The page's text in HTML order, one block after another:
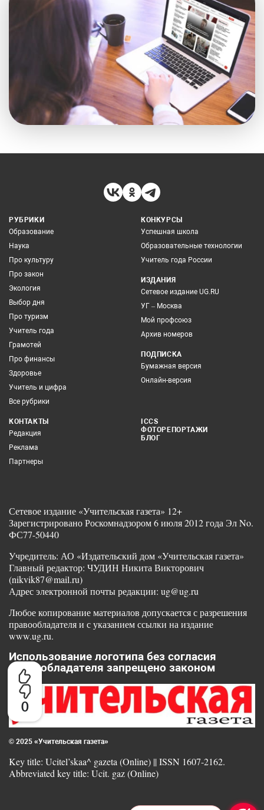
0
РУБРИКИ
Образование
Наука
Про культуру
Про закон
Экология
Выбор дня
Про туризм
Учитель года
Грамотей
Про финансы
Здоровье
Учитель и цифра
Все рубрики
КОНКУРСЫ
Успешная школа
Образовательные технологии
Учитель года России
ИЗДАНИЯ
Сетевое издание UG.RU
УГ – Москва
Мой профсоюз
Архив номеров
ПОДПИСКА
Бумажная версия
Онлайн-версия
КОНТАКТЫ
Редакция
Реклама
Партнеры
ICCS
ФОТОРЕПОРТАЖИ
БЛОГ
Сетевое издание «Учительская газета» 12+
Зарегистрировано Роскомнадзором 6 июля 2012 года Эл No.
ФС77-50440
Учредитель: АО «Издательский дом «Учительская газета»
Главный редактор: ЧУДИН Никита Викторович
(nikvik87@mail.ru)
Адрес электронной почты редакции: ug@ug.ru
Любое копирование материалов допускается с разрешения
правообладателя и с указанием ссылки на издание
www.ug.ru.
Использование логотипа без согласия
правообладателя запрещено законом
© 2025 «Учительская газета»
Key title: Ucitel’skaa^ gazeta (Online) || ISSN 1607-2162.
Abbreviated key title: Ucit. gaz (Online)